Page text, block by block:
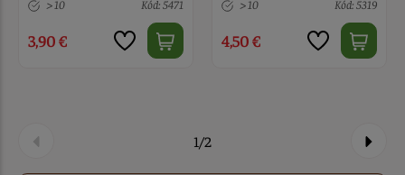
> 10 Kód: 5471
3,90 €
> 10 Kód: 5319
4,50 €
1/2